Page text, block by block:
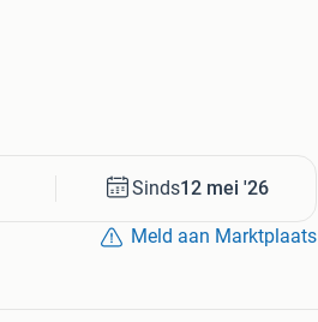
Sinds12 mei '26
Meld aan Marktplaats